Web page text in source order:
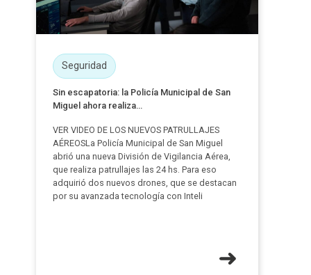
Seguridad
Sin escapatoria: la Policía Municipal de San
Miguel ahora realiza...
VER VIDEO DE LOS NUEVOS PATRULLAJES
AÉREOSLa Policía Municipal de San Miguel
abrió una nueva División de Vigilancia Aérea,
que realiza patrullajes las 24 hs. Para eso
adquirió dos nuevos drones, que se destacan
por su avanzada tecnología con Inteli